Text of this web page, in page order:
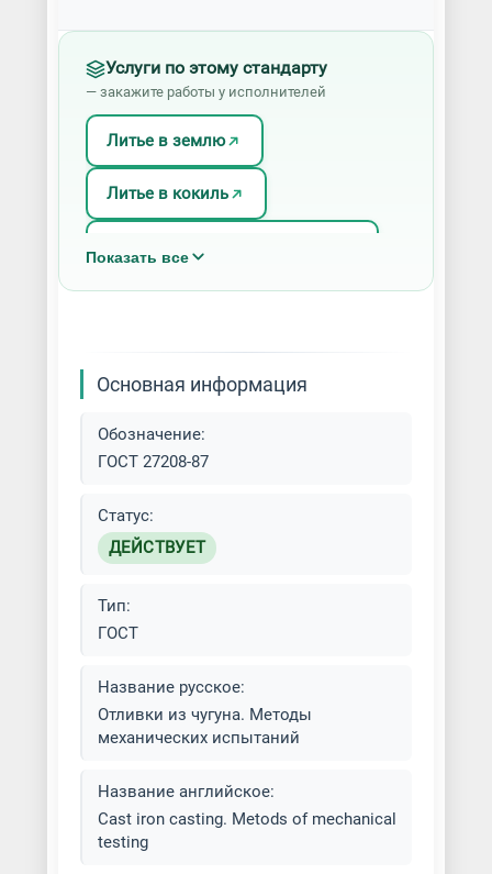
Услуги по этому стандарту
— закажите работы у исполнителей
Литье в землю
Литье в кокиль
Литье металла на заказ
Литье по выплавляемой модели
Литье по газифицируемым
моделям (ЛГМ)
Литье под давлением
Литье чугуна
Центробежное литье
Показать все
Основная информация
Обозначение:
ГОСТ 27208-87
Статус:
ДЕЙСТВУЕТ
Тип:
ГОСТ
Название русское:
Отливки из чугуна. Методы
механических испытаний
Название английское:
Cast iron casting. Metods of mechanical
testing